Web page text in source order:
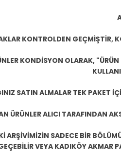
KONTROLDEN GEÇMİŞTİR,
KONDİSYON OLARAK,
SATIN ALMALAR TEK PAKET
ÜRÜNLER ALICI TARAFINDAN
ARŞİVİMİZİN SADECE BİR
VEYA KADIKÖY AKMAR